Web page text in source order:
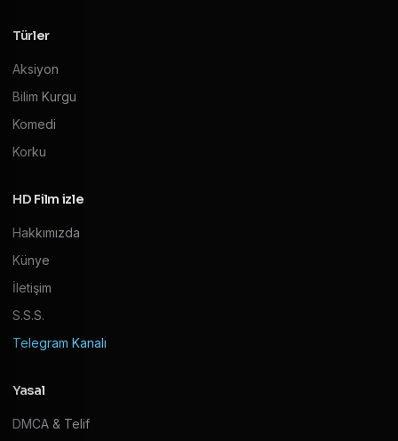
Türler
Aksiyon
Bilim Kurgu
Komedi
Korku
HD Film izle
Hakkımızda
Künye
İletişim
S.S.S.
Telegram Kanalı
Yasal
DMCA & Telif